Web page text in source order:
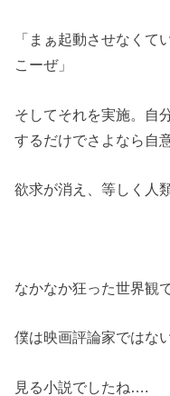
「まぁ起動させなくて
こーぜ」
そしてそれを実施。自
するだけでさよなら自
欲求が消え、等しく人
なかなか狂った世界観
僕は映画評論家ではな
見る小説でしたね….